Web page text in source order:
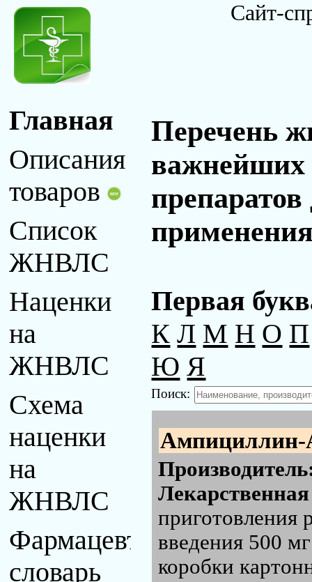
Сайт-
Главная
Описания
товаров
Список
ЖНВЛС
Наценки
на
ЖНВЛС
Схема
наценки
на
ЖНВЛС
Фармацевтический
словарь
Перечень
важнейших
Первая
К Л М Н О П
Ю Я
Поиск:
приготовления
введения 500
коробки